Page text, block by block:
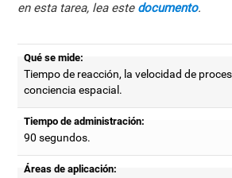
en esta tarea, lea este documento.
Qué se mide:
Tiempo de reacción, la velocidad de
conciencia espacial.
Tiempo de administración:
90 segundos.
Áreas de aplicación: